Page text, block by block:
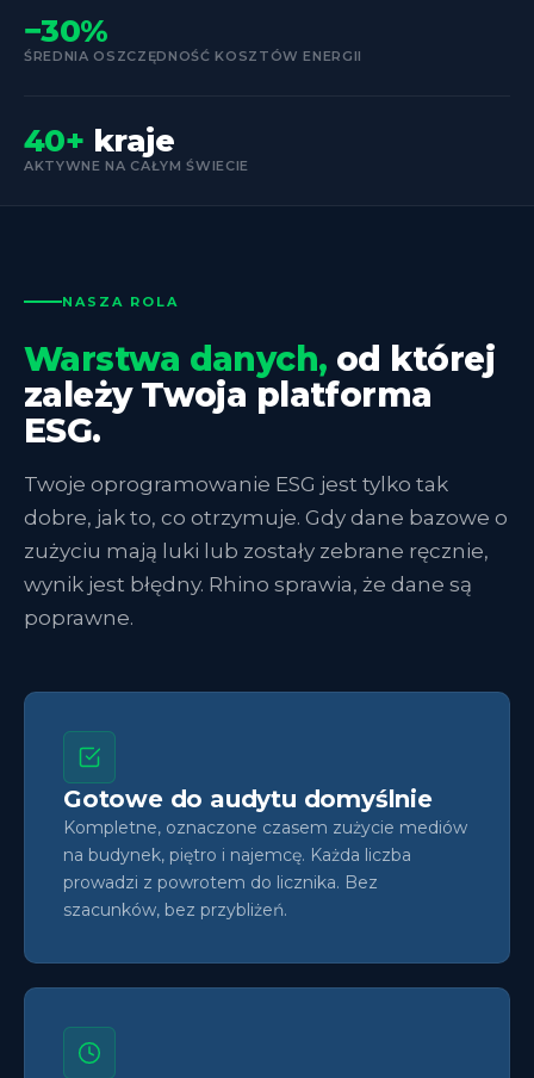
−30%
ŚREDNIA OSZCZĘDNOŚĆ KOSZTÓW ENERGII
40+ kraje
AKTYWNE NA CAŁYM ŚWIECIE
NASZA ROLA
Warstwa danych, od której
zależy Twoja platforma
ESG.
Twoje oprogramowanie ESG jest tylko tak
dobre, jak to, co otrzymuje. Gdy dane bazowe o
zużyciu mają luki lub zostały zebrane ręcznie,
wynik jest błędny. Rhino sprawia, że dane są
poprawne.
Gotowe do audytu domyślnie
Kompletne, oznaczone czasem zużycie mediów
na budynek, piętro i najemcę. Każda liczba
prowadzi z powrotem do licznika. Bez
szacunków, bez przybliżeń.